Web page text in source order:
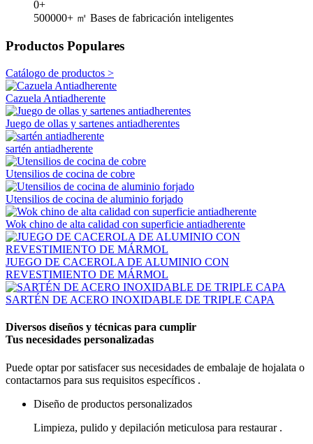
0+
500000+ ㎡ Bases de fabricación inteligentes
Productos Populares
Catálogo de productos >
Cazuela Antiadherente
Juego de ollas y sartenes antiadherentes
sartén antiadherente
Utensilios de cocina de cobre
Utensilios de cocina de aluminio forjado
Wok chino de alta calidad con superficie antiadherente
JUEGO DE CACEROLA DE ALUMINIO CON
REVESTIMIENTO DE MÁRMOL
SARTÉN DE ACERO INOXIDABLE DE TRIPLE CAPA
Diversos diseños y técnicas para cumplir
Tus necesidades personalizadas
Puede optar por satisfacer sus necesidades de embalaje de hojalata o
contactarnos para sus requisitos específicos .
Diseño de productos personalizados
Limpieza, pulido y depilación meticulosa para restaurar .